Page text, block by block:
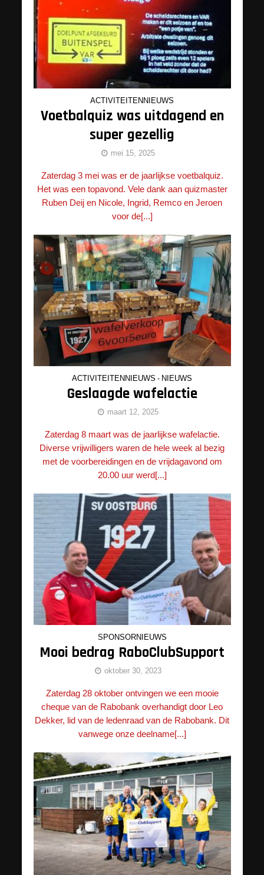
ACTIVITEITENNIEUWS
Voetbalquiz was uitdagend en
super gezellig
mei 15, 2025
Zaterdag 3 mei was er de jaarlijkse voetbalquiz.
Het was een topavond. Vele dank aan quizmaster
Ruben Deij en Nicole, Ingrid, Remco en Jeroen
voor de[...]
ACTIVITEITENNIEUWS • NIEUWS
Geslaagde wafelactie
maart 12, 2025
Zaterdag 8 maart was de jaarlijkse wafelactie.
Diverse vrijwilligers waren de hele week al bezig
met de voorbereidingen en de vrijdagavond om
20.00 uur werd[...]
SPONSORNIEUWS
Mooi bedrag RaboClubSupport
oktober 30, 2023
Zaterdag 28 oktober ontvingen we een mooie
cheque van de Rabobank overhandigt door Leo
Dekker, lid van de ledenraad van de Rabobank. Dit
vanwege onze deelname[...]